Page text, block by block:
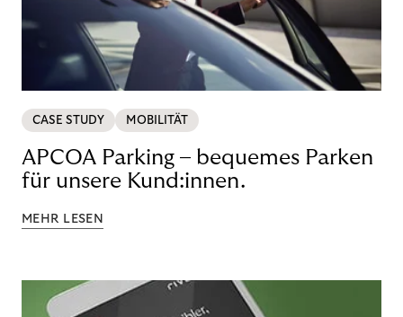
CASE STUDY MOBILITÄT
APCOA Parking – bequemes Parken
für unsere Kund:innen.
MEHR LESEN